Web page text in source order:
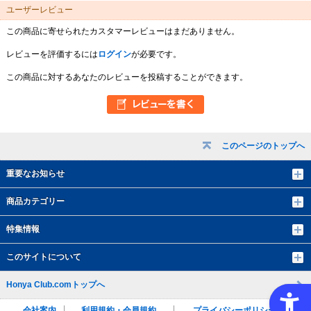
このページのトップへ
重要なお知らせ
商品カテゴリー
特集情報
このサイトについて
ユーザーレビュー
この商品に寄せられたカスタマーレビューはまだありません。
レビューを評価するには ログインが必要です。
この商品に対するあなたのレビューを投稿することができます。
Honya Club.comトップへ